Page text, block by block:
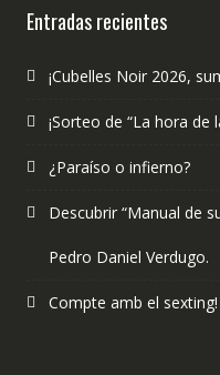
Entradas recientes
¡Cubelles Noir 2026,
¡Sorteo de “La hora de
¿Paraíso o infierno?
Descubrir “Manual de
Pedro Daniel Verdugo.
Compte amb el sexting!